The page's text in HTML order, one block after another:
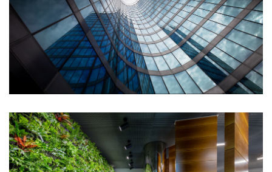
Otevřeli jsme nový
PREMIER.point
18.06.2025